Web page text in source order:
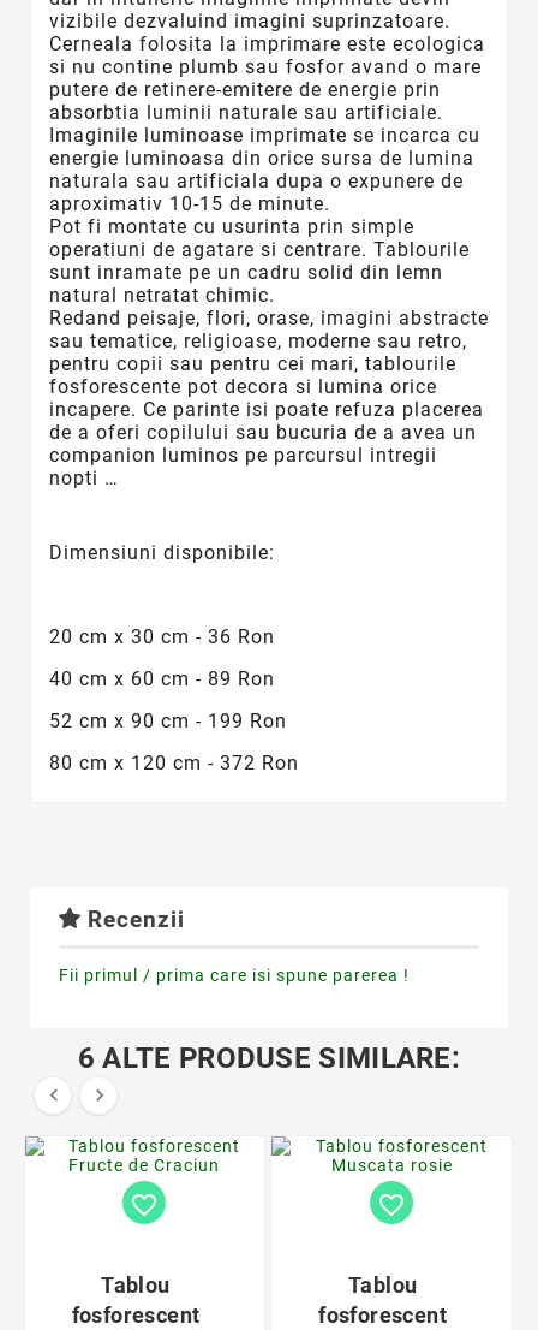
vizibile dezvaluind imagini suprinzatoare.
Cerneala folosita la imprimare este ecologica
si nu contine plumb sau fosfor avand o mare
putere de retinere-emitere de energie prin
absorbtia luminii naturale sau artificiale.
Imaginile luminoase imprimate se incarca cu
energie luminoasa din orice sursa de lumina
naturala sau artificiala dupa o expunere de
aproximativ 10-15 de minute.
Pot fi montate cu usurinta prin simple
operatiuni de agatare si centrare. Tablourile
sunt inramate pe un cadru solid din lemn
natural netratat chimic.
Redand peisaje, flori, orase, imagini abstracte
sau tematice, religioase, moderne sau retro,
pentru copii sau pentru cei mari, tablourile
fosforescente pot decora si lumina orice
incapere. Ce parinte isi poate refuza placerea
de a oferi copilului sau bucuria de a avea un
companion luminos pe parcursul intregii
nopti …
Dimensiuni disponibile:
20 cm x 30 cm - 36 Ron
40 cm x 60 cm - 89 Ron
52 cm x 90 cm - 199 Ron
80 cm x 120 cm - 372 Ron
Recenzii
Fii primul / prima care isi spune parerea !
6 ALTE PRODUSE SIMILARE:
 
favorite_border
Tablou
fosforescent
favorite_border
Tablou
fosforescent